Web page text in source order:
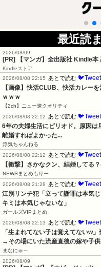
最近読
2026/08/09
[PR] 【マンガ】全出版社 Kindle本
Kindleストア
2026/08/08 22:15
あとで読む 🐦Tweet
【画像】快活CLUB、快活カレー
ｗｗｗ
【2ch】ニュー速クオリティ
2026/08/08 22:12
あとで読む 🐦Tweet
6年の夫婦生活にピリオド。原因
離婚すればよかった...
浮気ちゃんねる
2026/08/08 22:12
あとで読む 🐦Tweet
【衝撃】さかなクン、結婚してる
NEWSまとめもりー
2026/08/08 21:28
あとで読む 🐦Tweet
江別リンチ犯「立って謝罪は本気
キミは本気じゃないな」
ガールズVIPまとめ
2026/08/08 22:13
あとで読む 🐦Tweet
「生まれてない子は覚えてないw
→その場にいた流産直後の嫁や子
まなにゅ～
2026/08/09